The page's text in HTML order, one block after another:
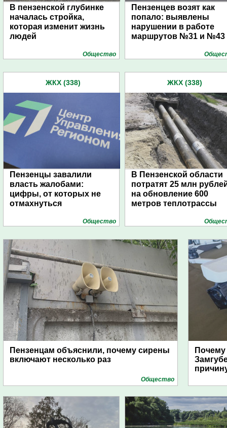
В пензенской глубинке
началась стройка,
которая изменит жизнь
людей
Общество
Пензенцев возят как
попало: выявлены
нарушении в работе
маршрутов №31 и №43
ЖКХ (338)
Пензенцы завалили
власть жалобами:
цифры, от которых не
отмахнуться
Общество
ЖКХ (338)
В Пензенской области
потратят 25 млн
на обновление 600
метров теплотрассы
Пензенцам объяснили, почему сирены
включают несколько раз
Общество